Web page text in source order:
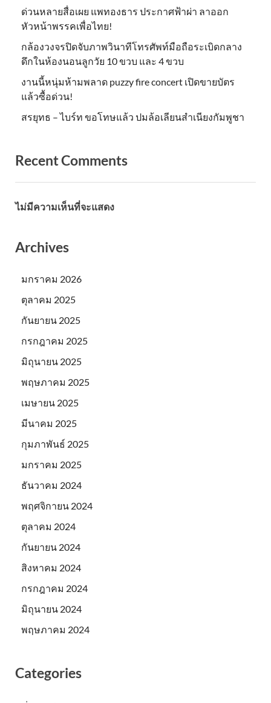
ด่วนหลายสื่อเผย แพทองธาร ประกาศฟ้าผ่า ลาออก
หัวหน้าพรรคเพื่อไทย!
กล้องวงจรปิดจับภาพวินาทีโทรศัพท์มือถือระเบิดกลาง
ดึกในห้องนอนลูกวัย 10 ขวบ และ 4 ขวบ
งานนี้หนุ่มห้ามพลาด puzzy fire concert เปิดขายบัตร
แล้วซื้อด่วน!
สรยุทธ – ไบร์ท ขอโทษแล้ว ปมล้อเลียนสำเนียงกัมพูชา
Recent Comments
ไม่มีความเห็นที่จะแสดง
Archives
มกราคม 2026
ตุลาคม 2025
กันยายน 2025
กรกฎาคม 2025
มิถุนายน 2025
พฤษภาคม 2025
เมษายน 2025
มีนาคม 2025
กุมภาพันธ์ 2025
มกราคม 2025
ธันวาคม 2024
พฤศจิกายน 2024
ตุลาคม 2024
กันยายน 2024
สิงหาคม 2024
กรกฎาคม 2024
มิถุนายน 2024
พฤษภาคม 2024
Categories